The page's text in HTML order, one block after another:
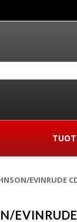
EVINRUDE